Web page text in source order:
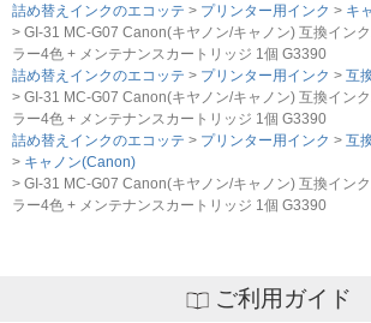
詰め替えインクのエコッテ
プリンター用インク キ
GI-31 MC-G07 Canon(キヤノン/キャノン) 互換イン
ラー4色 + メンテナンスカートリッジ 1個 G3390
詰め替えインクのエコッテ
プリンター用インク
互
GI-31 MC-G07 Canon(キヤノン/キャノン) 互換イン
ラー4色 + メンテナンスカートリッジ 1個 G3390
詰め替えインクのエコッテ
プリンター用インク
互
キャノン(Canon)
GI-31 MC-G07 Canon(キヤノン/キャノン) 互換イン
ラー4色 + メンテナンスカートリッジ 1個 G3390
ご利用ガイド